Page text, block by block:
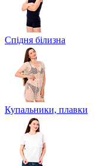
Спідня білизна
Купальники, плавки